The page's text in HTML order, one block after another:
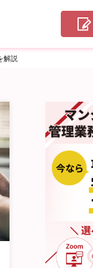
解説